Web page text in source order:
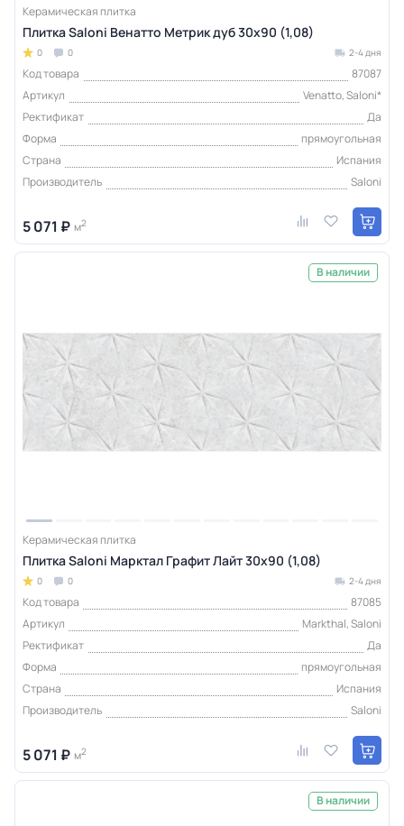
Керамическая плитка
Плитка Saloni Венатто Метрик дуб 30x90 (1,08)
0 0 2-4 дня
Код товара
87087
Артикул
Venatto, Saloni*
Ректификат
Да
Форма
прямоугольная
Страна
Испания
Производитель
Saloni
5 071 ₽ м2
В наличии
Керамическая плитка
Плитка Saloni Марктал Графит Лайт 30x90 (1,08)
0 0 2-4 дня
Код товара
87085
Артикул
Markthal, Saloni
Ректификат
Да
Форма
прямоугольная
Страна
Испания
Производитель
Saloni
5 071 ₽ м2
В наличии